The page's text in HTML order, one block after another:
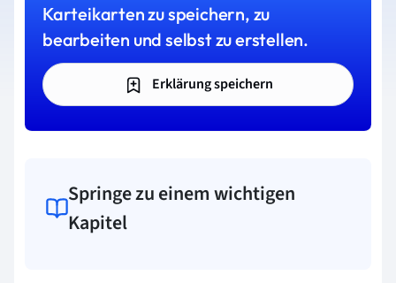
Karteikarten zu speichern, zu
bearbeiten und selbst zu erstellen.
Erklärung speichern
Springe zu einem wichtigen
Kapitel